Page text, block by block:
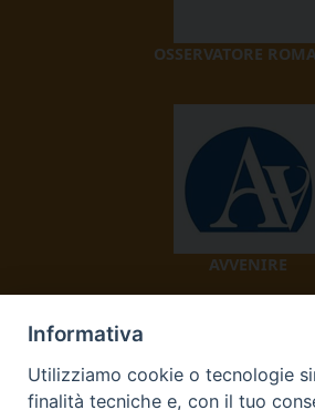
OSSERVATORE
AVVENIRE
Informativa
Utilizziamo cookie o tecnologie
finalità tecniche e, con il tuo